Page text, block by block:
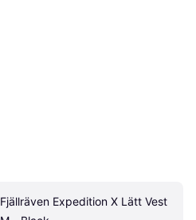
Fjällräven Expedition X Lätt Vest